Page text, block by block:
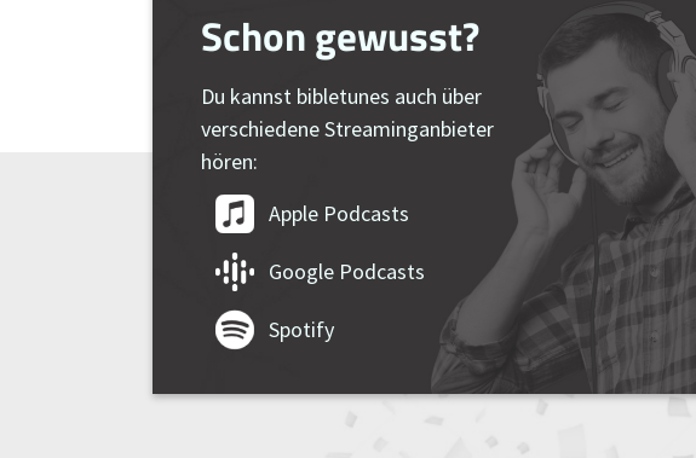
Schon gewusst?
Du kannst bibletunes auch über
verschiedene Streaminganbieter
hören:
Apple Podcasts
Google Podcasts
Spotify